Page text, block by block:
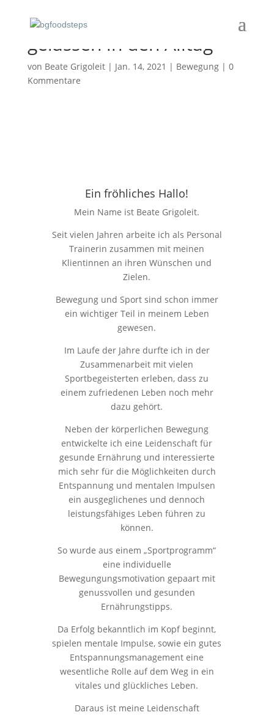
bewegt, genussvoll und
gelassen in den Alltag
von Beate Grigoleit| Jan. 14, 2021 | Bewegung| 0
Kommentare
Ein fröhliches Hallo!
Mein Name ist Beate Grigoleit.
Seit vielen Jahren arbeite ich als Personal
Trainerin zusammen mit meinen
Klientinnen an ihren Wünschen und
Zielen.
Bewegung und Sport sind schon immer
ein wichtiger Teil in meinem Leben
gewesen.
Im Laufe der Jahre durfte ich in der
Zusammenarbeit mit vielen
Sportbegeisterten erleben, dass zu
einem zufriedenen Leben noch mehr
dazu gehört.
Neben der körperlichen Bewegung
entwickelte ich eine Leidenschaft für
gesunde Ernährung und interessierte
mich sehr für die Möglichkeiten durch
Entspannung und mentalen Impulsen
ein ausgeglichenes und dennoch
leistungsfähiges Leben führen zu
können.
So wurde aus einem „Sportprogramm“
eine individuelle
Bewegungungsmotivation gepaart mit
genussvollen und gesunden
Ernährungstipps.
Da Erfolg bekanntlich im Kopf beginnt,
spielen mentale Impulse, sowie ein gutes
Entspannungsmanagement eine
wesentliche Rolle auf dem Weg in ein
vitales und glückliches Leben.
Daraus ist meine Leidenschaft